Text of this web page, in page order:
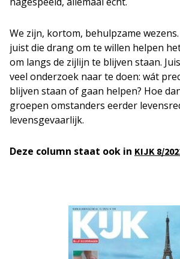
We zijn, kortom, behulpzame
juist die drang om te willen helpen
om langs de zijlijn te blijven staan.
veel onderzoek naar te doen: wát
blijven staan of gaan helpen? Hoe
groepen omstanders eerder
levensgevaarlijk.
Deze column staat ook in KIJK 8/